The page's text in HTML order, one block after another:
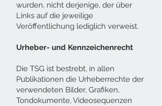
wurden, nicht derjenige, der über
Links auf die jeweilige
Veröffentlichung lediglich verweist.
Urheber- und Kennzeichenrecht
Die TSG ist bestrebt, in allen
Publikationen die Urheberrechte der
verwendeten Bilder, Grafiken,
Tondokumente, Videosequenzen